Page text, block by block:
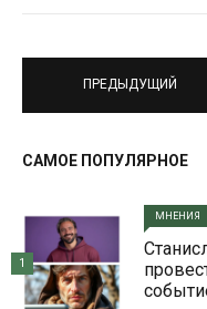
ПРЕДЫДУЩИЙ
САМОЕ ПОПУЛЯРНОЕ
МНЕНИЯ
1